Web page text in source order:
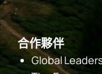
合作夥伴
Global